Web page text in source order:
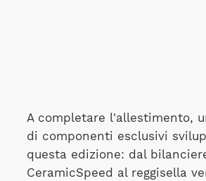
A completare l'allestimento,
di componenti esclusivi
questa edizione: dal
CeramicSpeed al reggisella